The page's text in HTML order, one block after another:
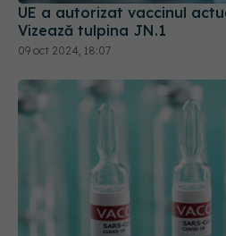
UE a autorizat vaccinul
Vizează tulpina JN.1
09 oct 2024, 18:07